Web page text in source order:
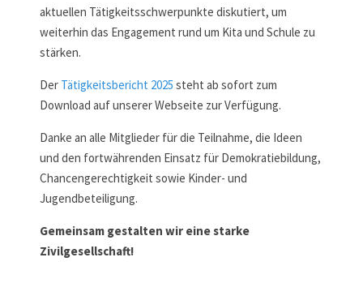
aktuellen Tätigkeitsschwerpunkte diskutiert, um
weiterhin das Engagement rund um Kita und Schule zu
stärken.
Der Tätigkeitsbericht 2025 steht ab sofort zum
Download auf unserer Webseite zur Verfügung.
Danke an alle Mitglieder für die Teilnahme, die Ideen
und den fortwährenden Einsatz für Demokratiebildung,
Chancengerechtigkeit sowie Kinder- und
Jugendbeteiligung.
Gemeinsam gestalten wir eine starke
Zivilgesellschaft!